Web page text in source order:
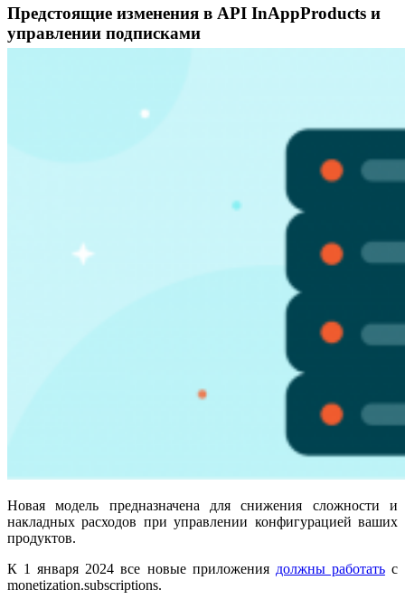
Предстоящие изменения в API InAppProducts и
управлении подписками
Новая модель предназначена для снижения сложности и
накладных расходов при управлении конфигурацией ваших
продуктов.
К 1 января 2024 все новые приложения должны работатьс
monetization.subscriptions.